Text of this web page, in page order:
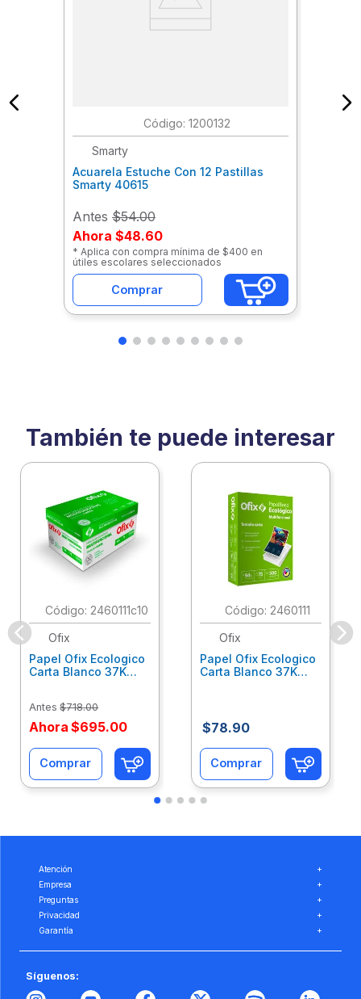
: 1200132
Smarty
Acuarela Estuche Con 12 Pastillas
Smarty 40615
Antes $54.00
Ahora $48.60
* Aplica con compra mínima de $400 en
útiles escolares seleccionados
Comprar
También te puede interesar
: 2460111c10
Ofix
Papel Ofix Ecologico
Carta Blanco 37K
Antes $718.00
Ahora $695.00
Comprar
: 2460111
Ofix
Papel Ofix Ecologico
Carta Blanco 37K
$78.90
Comprar
Atención
+
Empresa
+
Preguntas
+
Privacidad
+
Garantía
+
Síguenos: